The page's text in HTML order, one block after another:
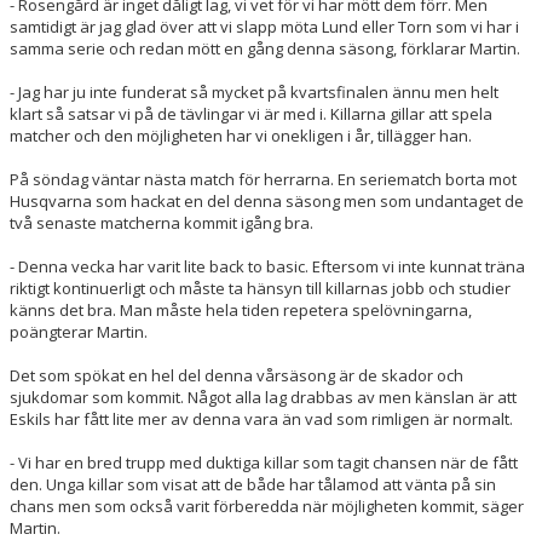
samtidigt är jag glad över att vi slapp möta Lund eller Torn som vi har i
samma serie och redan mött en gång denna säsong, förklarar Martin.
- Jag har ju inte funderat så mycket på kvartsfinalen ännu men helt
klart så satsar vi på de tävlingar vi är med i. Killarna gillar att spela
matcher och den möjligheten har vi onekligen i år, tillägger han.
På söndag väntar nästa match för herrarna. En seriematch borta mot
Husqvarna som hackat en del denna säsong men som undantaget de
två senaste matcherna kommit igång bra.
- Denna vecka har varit lite back to basic. Eftersom vi inte kunnat träna
riktigt kontinuerligt och måste ta hänsyn till killarnas jobb och studier
känns det bra. Man måste hela tiden repetera spelövningarna,
poängterar Martin.
Det som spökat en hel del denna vårsäsong är de skador och
sjukdomar som kommit. Något alla lag drabbas av men känslan är att
Eskils har fått lite mer av denna vara än vad som rimligen är normalt.
- Vi har en bred trupp med duktiga killar som tagit chansen när de fått
den. Unga killar som visat att de både har tålamod att vänta på sin
chans men som också varit förberedda när möjligheten kommit, säger
Martin.